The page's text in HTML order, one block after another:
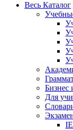
Весь Каталог
Бизнес
Для